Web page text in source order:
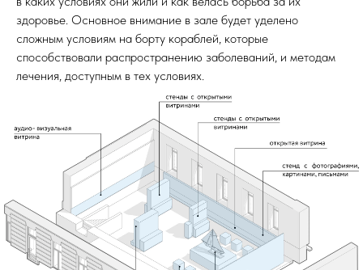
здоровье. Основное внимание в зале будет уделено
сложным условиям на борту кораблей, которые
способствовали распространению заболеваний, и методам
лечения, доступным в тех условиях.